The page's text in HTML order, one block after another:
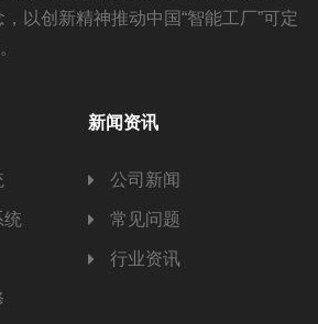
以创新精神推动中国“智能工厂”可定
统
新闻资讯
公司新闻
常见问题
行业资讯